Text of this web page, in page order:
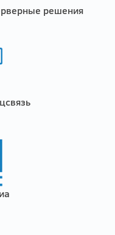
решения